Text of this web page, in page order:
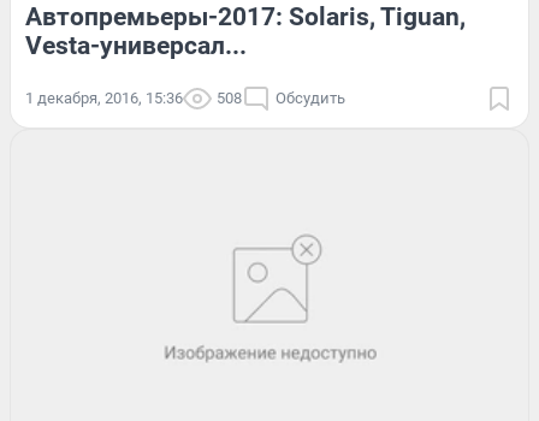
Автопремьеры-2017: Solaris, Tiguan,
Vesta-универсал...
1 декабря, 2016, 15:36 508 Обсудить